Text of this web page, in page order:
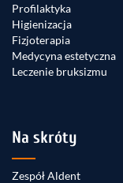
Profilaktyka
Higienizacja
Fizjoterapia
Medycyna estetyczna
Leczenie bruksizmu
Na skróty
Zespół Aldent